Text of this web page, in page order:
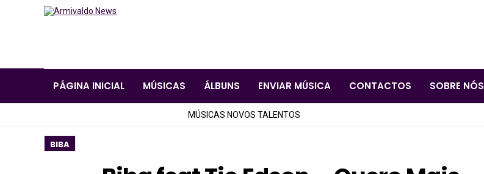
PÁGINA INICIAL MÚSICAS ÁLBUNS ENVIAR MÚSICA CONTACTOS SOBRE NÓS
MÚSICAS NOVOS TALENTOS
BIBA